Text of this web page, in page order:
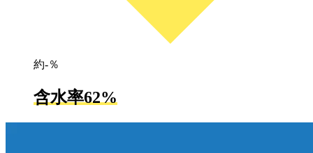
約-％
含水率62%